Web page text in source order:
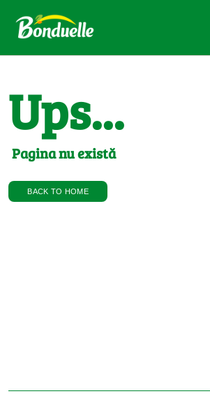
Ups...
Pagina nu există
BACK TO HOME